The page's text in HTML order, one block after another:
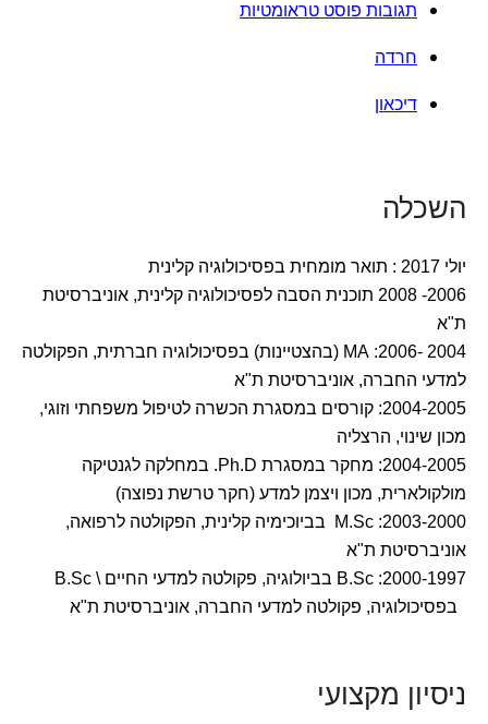
תגובות פוסט טראומטיות
חרדה
דיכאון
השכלה
יולי 2017 : תואר מומחית בפסיכולוגיה קלינית
2006- 2008 תוכנית הסבה לפסיכולוגיה קלינית, אוניברסיטת
ת"א
2004 -2006: MA (בהצטיינות) בפסיכולוגיה חברתית, הפקולטה
למדעי החברה, אוניברסיטת ת"א
2004-2005: קורסים במסגרת הכשרה לטיפול משפחתי וזוגי,
מכון שינוי, הרצליה
2004-2005: מחקר במסגרת Ph.D. במחלקה לגנטיקה
מולקולארית, מכון ויצמן למדע (חקר טרשת נפוצה)
2003-2000: M.Sc בביוכימיה קלינית, הפקולטה לרפואה,
אוניברסיטת ת"א
2000-1997: B.Sc בביולוגיה, פקולטה למדעי החיים \ B.Sc
בפסיכולוגיה, פקולטה למדעי החברה, אוניברסיטת ת"א
ניסיון מקצועי